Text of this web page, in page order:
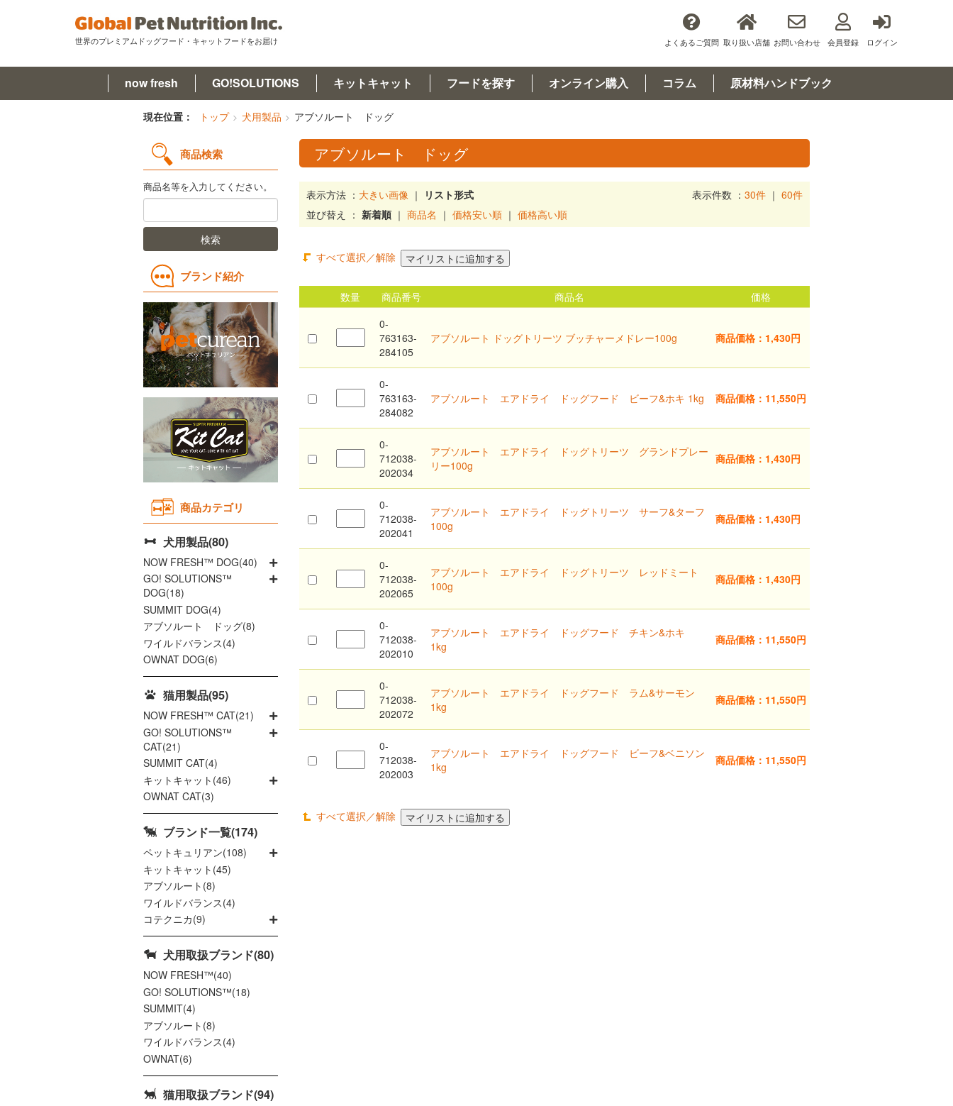
世界のプレミアムドッグフード・キャットフードをお届け よくあるご質問 取り扱い店舗 お問い合わせ 会員登録 ログイン
now fresh GO!SOLUTIONS キットキャット フードを探す オンライン購入 コラム 原材料ハンドブック
now fresh(ナウフレッシュ)
GO!SOLUTIONS(ゴー)
キットキャット
原材料ハンドブック
Instagram
Youtubeチャネル
取り扱い店舗
よくあるご質問 お問い合わせ
閉じる
現在位置： トップ 犬用製品 アブソルート ドッグ
アブソルート ドッグ
表示方法 ： 大きい画像 ｜ リスト形式 表示件数 ： 30件 ｜ 60件
並び替え ： 新着順 ｜ 商品名 ｜ 価格安い順 ｜ 価格高い順
すべて選択／解除
数量 商品番号 商品名
価格
0-
763163-
284105
アブソルート ドッグトリーツ ブッチャーメドレー100g 商品価格：1,430円
0-
763163-
284082
アブソルート エアドライ ドッグフード ビーフ&ホキ 1kg 商品価格：11,550円
0-
712038-
202034
アブソルート エアドライ ドッグトリーツ グランドプレー
リー100g
商品価格：1,430円
0-
712038-
202041
アブソルート エアドライ ドッグトリーツ サーフ&ターフ
100g
商品価格：1,430円
0-
712038-
202065
アブソルート エアドライ ドッグトリーツ レッドミート
100g
商品価格：1,430円
0-
712038-
202010
アブソルート エアドライ ドッグフード チキン&ホキ
1kg
商品価格：11,550円
0-
712038-
202072
アブソルート エアドライ ドッグフード ラム&サーモン
1kg
商品価格：11,550円
0-
712038-
202003
アブソルート エアドライ ドッグフード ビーフ&ベニソン
1kg
商品価格：11,550円
すべて選択／解除
商品検索
商品名等を入力してください。
検索
ブランド紹介
商品カテゴリ
犬用製品(80)
NOW FRESH™ DOG(40)
GO! SOLUTIONS™
DOG(18)
SUMMIT DOG(4)
アブソルート ドッグ(8)
ワイルドバランス(4)
OWNAT DOG(6)
猫用製品(95)
NOW FRESH™ CAT(21)
GO! SOLUTIONS™
CAT(21)
SUMMIT CAT(4)
キットキャット(46)
OWNAT CAT(3)
ブランド一覧(174)
ペットキュリアン(108)
キットキャット(45)
アブソルート(8)
ワイルドバランス(4)
コテクニカ(9)
犬用取扱ブランド(80)
NOW FRESH™(40)
GO! SOLUTIONS™(18)
SUMMIT(4)
アブソルート(8)
ワイルドバランス(4)
OWNAT(6)
猫用取扱ブランド(94)